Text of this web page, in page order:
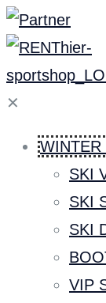
✕
WINTER
SKI
SKI
SKI
VIP